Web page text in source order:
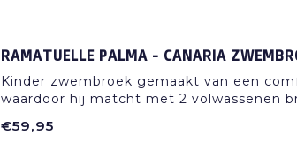
RAMATUELLE PALMA - CANARIA
Kinder zwembroek gemaakt van een
waardoor hij matcht met 2 volwassenen
€59,95